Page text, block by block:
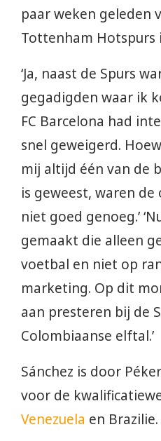
paar weken geleden
Tottenham Hotspurs
‘Ja, naast de Spurs
gegadigden waar ik
FC Barcelona had
snel geweigerd.
mij altijd één van de
is geweest, waren
niet goed genoeg.’
gemaakt die alleen
voetbal en niet op
marketing. Op dit
aan presteren bij de
Colombiaanse elftal.’
Sánchez is door
voor de
Venezuela en Brazilie.